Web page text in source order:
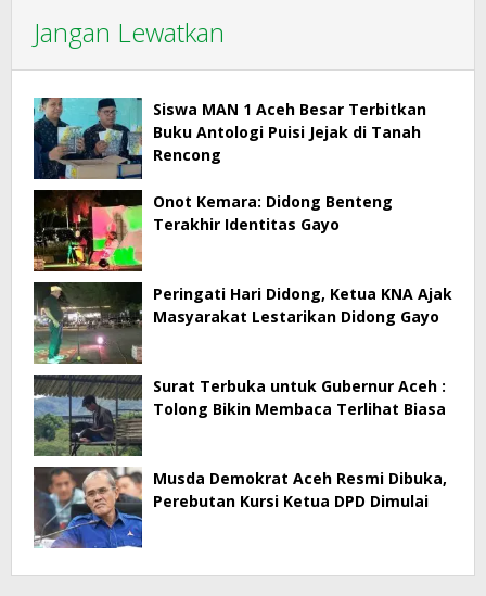
Jangan Lewatkan
Siswa MAN 1 Aceh Besar Terbitkan
Buku Antologi Puisi Jejak di Tanah
Rencong
Onot Kemara: Didong Benteng
Terakhir Identitas Gayo
Peringati Hari Didong, Ketua KNA Ajak
Masyarakat Lestarikan Didong Gayo
Surat Terbuka untuk Gubernur Aceh :
Tolong Bikin Membaca Terlihat Biasa
Musda Demokrat Aceh Resmi Dibuka,
Perebutan Kursi Ketua DPD Dimulai